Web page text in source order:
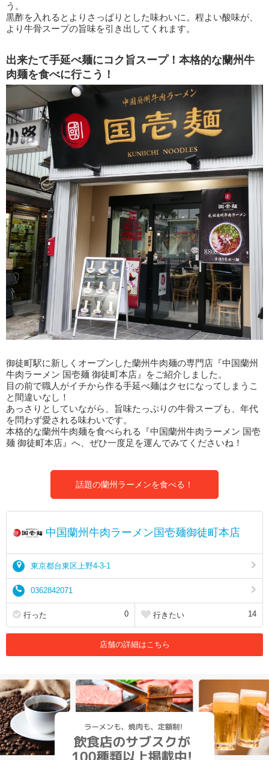
う。
黒酢を入れるとよりさっぱりとした味わいに。程よい酸味が、
より牛骨スープの旨味を引き出してくれます。
出来たて手延べ麺にコク旨スープ！本格的な蘭州牛
肉麺を食べに行こう！
御徒町駅に新しくオープンした蘭州牛肉麺の専門店『中国蘭州
牛肉ラーメン 国壱麺 御徒町本店』をご紹介しました。
目の前で職人がイチから作る手延べ麺はクセになってしまうこ
と間違いなし！
あっさりとしていながら、旨味たっぷりの牛骨スープも、年代
を問わず愛される味わいです。
本格的な蘭州牛肉麺を食べられる『中国蘭州牛肉ラーメン 国壱
麺 御徒町本店』へ、ぜひ一度足を運んでみてくださいね！
話題の蘭州ラーメンを食べる！
中国蘭州牛肉ラーメン国壱麺御徒町本店
東京都台東区上野4-3-1
0362842071
行った 0 行きたい 14
店舗の詳細はこちら